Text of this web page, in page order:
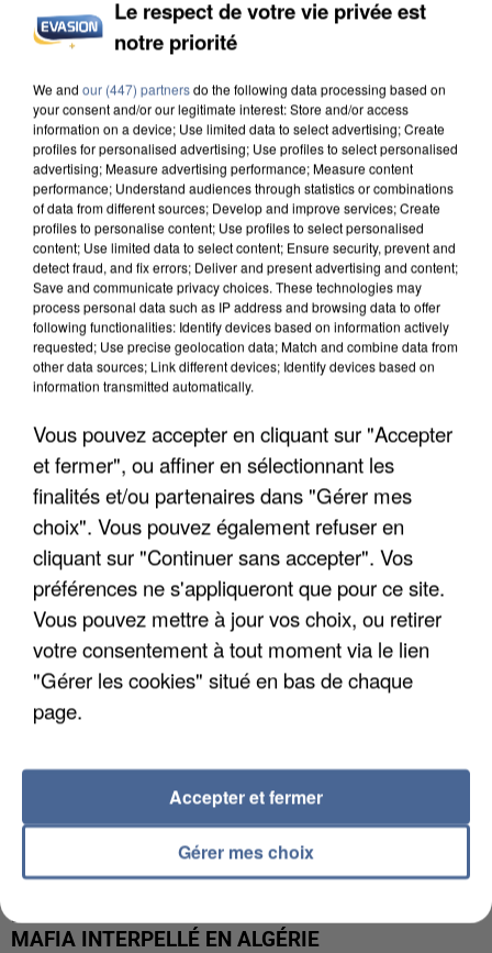
DE SOLIDARITÉ AVEC LES...
APRÈS TOUTES CES CANICULES, LES REFUGES
DE FAUNE SAUVAGE SONT...
L’UN DES FONDATEURS SUPPOSÉS DE LA DZ
MAFIA INTERPELLÉ EN ALGÉRIE
Le respect de votre vie privée est
notre priorité
We and our (447) partnersdo the following data processing based on
your consent and/or our legitimate interest: Store and/or access
information on a device; Use limited data to select advertising; Create
profiles for personalised advertising; Use profiles to select personalised
advertising; Measure advertising performance; Measure content
performance; Understand audiences through statistics or combinations
of data from different sources; Develop and improve services; Create
profiles to personalise content; Use profiles to select personalised
content; Use limited data to select content; Ensure security, prevent and
detect fraud, and fix errors; Deliver and present advertising and content;
Save and communicate privacy choices. These technologies may
process personal data such as IP address and browsing data to offer
following functionalities: Identify devices based on information actively
requested; Use precise geolocation data; Match and combine data from
other data sources; Link different devices; Identify devices based on
information transmitted automatically.
Vous pouvez accepter en cliquant sur "Accepter
et fermer", ou affiner en sélectionnant les
finalités et/ou partenaires dans "Gérer mes
choix". Vous pouvez également refuser en
cliquant sur "Continuer sans accepter". Vos
préférences ne s'appliqueront que pour ce site.
Vous pouvez mettre à jour vos choix, ou retirer
votre consentement à tout moment via le lien
"Gérer les cookies" situé en bas de chaque
page.
Gérer mes choix
Accepter et fermer